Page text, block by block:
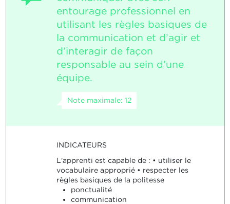
entourage professionnel en
utilisant les règles basiques de
la communication et d’agir et
d’interagir de façon
responsable au sein d’une
équipe.
Note maximale: 12
INDICATEURS
L'apprenti est capable de : • utiliser le
vocabulaire approprié • respecter les
règles basiques de la politesse
ponctualité
communication